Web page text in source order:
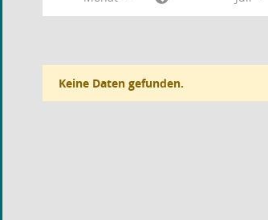
Keine Daten gefunden.